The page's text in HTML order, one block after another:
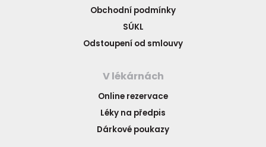
Obchodní podmínky
SÚKL
Odstoupení od smlouvy
V lékárnách
Online rezervace
Léky na předpis
Dárkové poukazy